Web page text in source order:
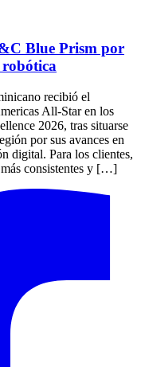
Blue Prism por
robótica
recibió el
All-Star en los
2026, tras situarse
por sus avances en
digital. Para los clientes,
más consistentes y […]